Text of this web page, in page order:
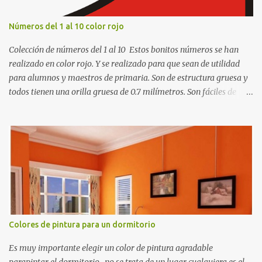
Números del 1 al 10 color rojo
Colección de números del 1 al 10 Estos bonitos números se han
realizado en color rojo. Y se realizado para que sean de utilidad
para alumnos y maestros de primaria. Son de estructura gruesa y
todos tienen una orilla gruesa de 0.7 milímetros. Son fáciles de
matemáticos, para decorar los cumpleaños de los niños, entre
otras cosas.
Colores de pintura para un dormitorio
Es muy importante elegir un color de pintura agradable